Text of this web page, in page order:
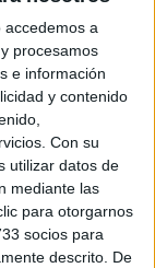
accedemos a
procesamos
e información
y contenido
Con su
utilizar datos de
mediante las
para otorgarnos
socios para
descrito. De
una bitácora
y tal.
y tal; aquí
a mi mundo
ná de ná :-P